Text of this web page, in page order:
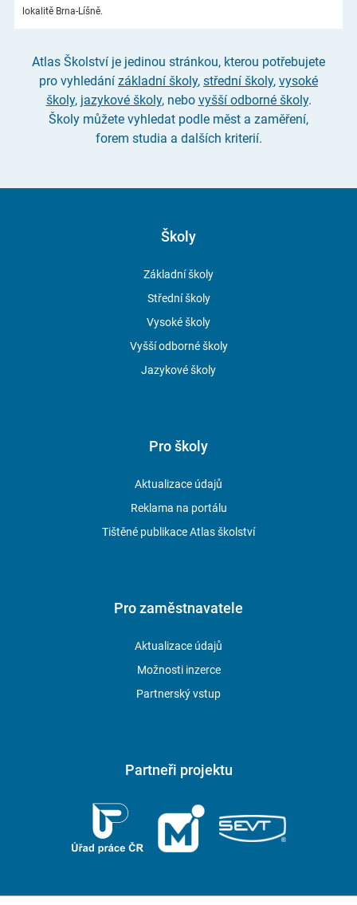
lokalitě Brna-Líšně.
Atlas Školství je jedinou stránkou, kterou potřebujete
pro vyhledání základní školy, střední školy, vysoké
školy, jazykové školy, nebo vyšší odborné školy.
Školy můžete vyhledat podle měst a zaměření,
forem studia a dalších kriterií.
Školy
Základní školy
Střední školy
Vysoké školy
Vyšší odborné školy
Jazykové školy
Pro školy
Aktualizace údajů
Reklama na portálu
Tištěné publikace Atlas školství
Pro zaměstnavatele
Aktualizace údajů
Možnosti inzerce
Partnerský vstup
Partneři projektu